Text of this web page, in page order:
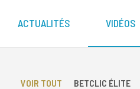
ACTUALITÉS VIDÉOS
VOIR TOUT BETCLIC ÉLITE